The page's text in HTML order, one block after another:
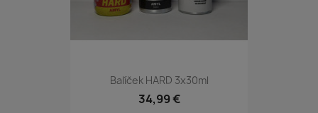
Balíček HARD 3x30ml
34,99 €